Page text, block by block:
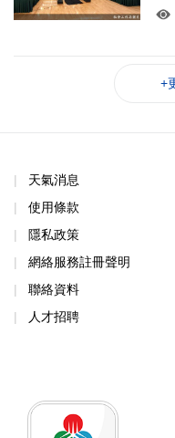
+
天氣消息
使用條款
隱私政策
網絡服務註冊聲明
聯絡資料
人才招聘